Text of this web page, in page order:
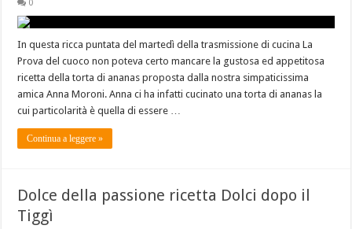
0
In questa ricca puntata del martedì della trasmissione di cucina La
Prova del cuoco non poteva certo mancare la gustosa ed appetitosa
ricetta della torta di ananas proposta dalla nostra simpaticissima
amica Anna Moroni. Anna ci ha infatti cucinato una torta di ananas la
cui particolarità è quella di essere …
Continua a leggere »
Dolce della passione ricetta Dolci dopo il
Tiggì